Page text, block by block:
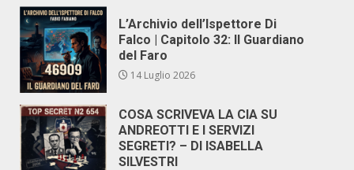
L’Archivio dell’Ispettore Di
Falco | Capitolo 32: Il Guardiano
del Faro
14 Luglio 2026
COSA SCRIVEVA LA CIA SU
ANDREOTTI E I SERVIZI
SEGRETI? – DI ISABELLA
SILVESTRI